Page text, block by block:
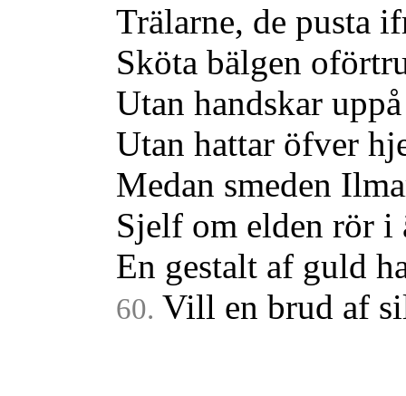
Trälarne, de pusta
Sköta bälgen
Utan handskar
Utan hattar öfver
Medan smeden
Sjelf om elden rör i
En gestalt af guld
60. Vill en brud af